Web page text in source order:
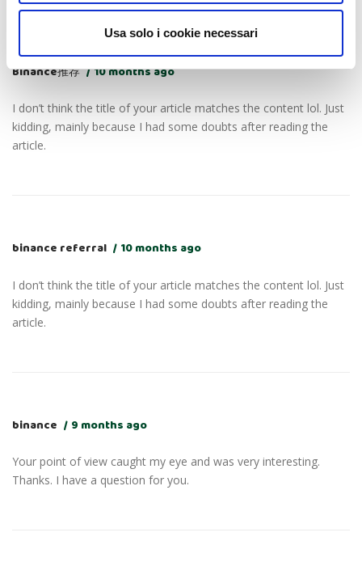
Usa solo i cookie necessari
Binance推荐 10 months ago
I don’t think the title of your article matches the content lol. Just
kidding, mainly because I had some doubts after reading the
article.
binance referral 10 months ago
I don’t think the title of your article matches the content lol. Just
kidding, mainly because I had some doubts after reading the
article.
binance 9 months ago
Your point of view caught my eye and was very interesting.
Thanks. I have a question for you.